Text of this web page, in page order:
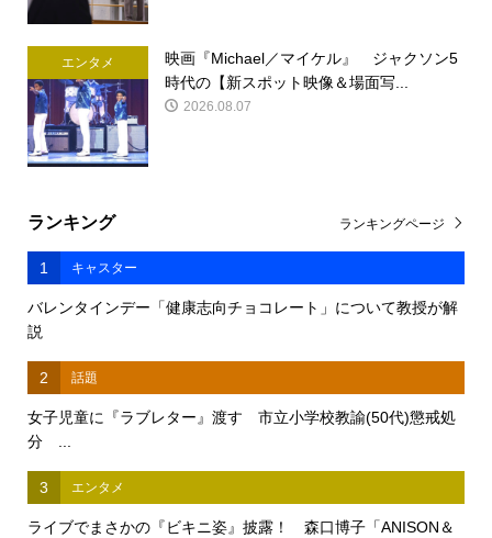
エンタメ
映画『Michael／マイケル』 ジャクソン5
時代の【新スポット映像＆場面写...
2026.08.07
ランキング
1 キャスター
バレンタインデー「健康志向チョコレート」について教授が解
説
2 話題
女子児童に『ラブレター』渡す 市立小学校教諭(50代)懲戒処
分 ...
3 エンタメ
ライブでまさかの『ビキニ姿』披露！ 森口博子「ANISON＆
ランキングページ